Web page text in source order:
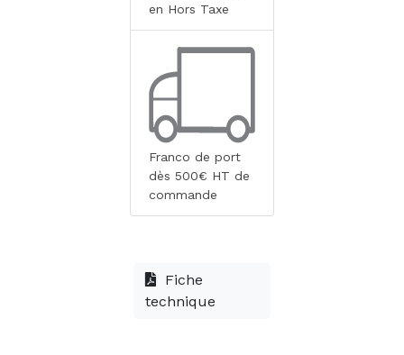
en Hors Taxe
Franco de port
dès 500€ HT de
commande
Fiche
technique